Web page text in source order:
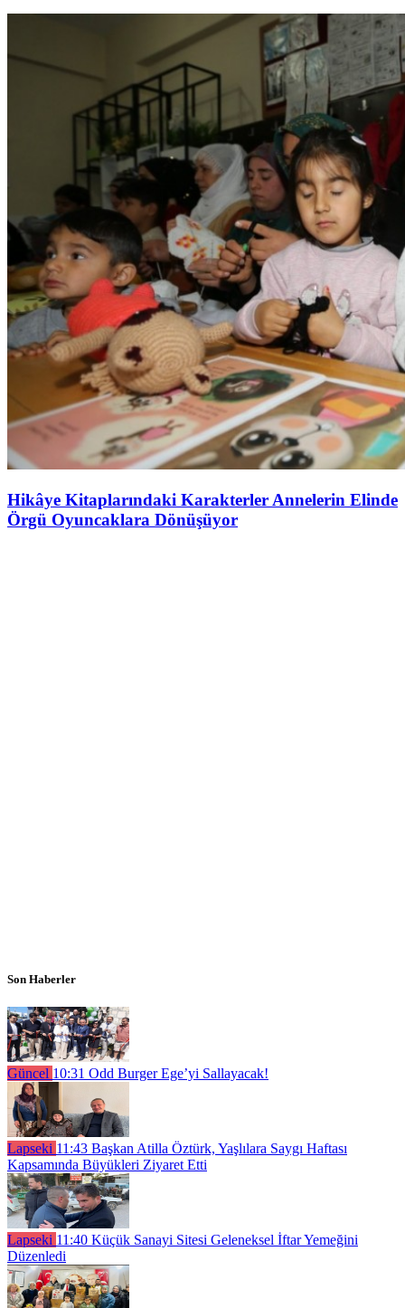
Hikâye Kitaplarındaki Karakterler Annelerin Elinde
Örgü Oyuncaklara Dönüşüyor
Son Haberler
Güncel 10:31 Odd Burger Ege’yi Sallayacak!
Lapseki 11:43 Başkan Atilla Öztürk, Yaşlılara Saygı Haftası
Kapsamında Büyükleri Ziyaret Etti
Lapseki 11:40 Küçük Sanayi Sitesi Geleneksel İftar Yemeğini
Düzenledi